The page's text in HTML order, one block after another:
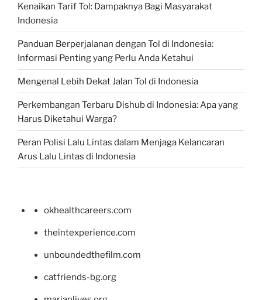
Kenaikan Tarif Tol: Dampaknya Bagi Masyarakat
Indonesia
Panduan Berperjalanan dengan Tol di Indonesia:
Informasi Penting yang Perlu Anda Ketahui
Mengenal Lebih Dekat Jalan Tol di Indonesia
Perkembangan Terbaru Dishub di Indonesia: Apa yang
Harus Diketahui Warga?
Peran Polisi Lalu Lintas dalam Menjaga Kelancaran
Arus Lalu Lintas di Indonesia
okhealthcareers.com
theintexperience.com
unboundedthefilm.com
catfriends-bg.org